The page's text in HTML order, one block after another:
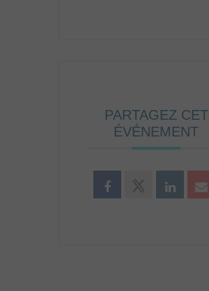
PARTAGEZ CET
ÉVÉNEMENT